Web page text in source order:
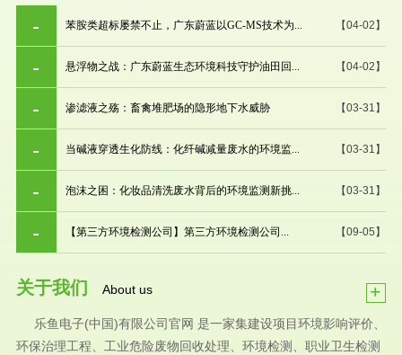
【04-02】
苯胺类超标屡禁不止，广东蔚蓝以GC-MS技术为...
【04-02】
悬浮物之战：广东蔚蓝生态环境科技守护油田回...
【03-31】
渗滤液之殇：畜禽堆肥场的隐形地下水威胁
【03-31】
当碱液穿透生化防线：化纤碱减量废水的环境监...
【03-31】
泡沫之困：化妆品清洗废水背后的环境监测新挑...
【09-05】
【第三方环境检测公司】第三方环境检测公司...
关于我们 About us +
乐鱼电子(中国)有限公司官网 是一家集建设项目环境影响评价、
环保治理工程、工业危险废物回收处理、环境检测、职业卫生检测